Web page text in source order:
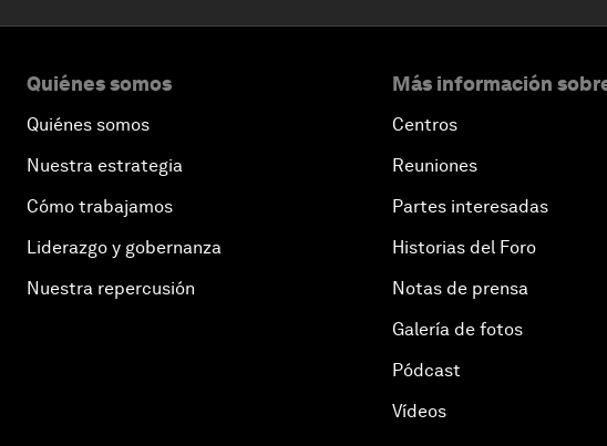
Quiénes somos
Quiénes somos
Nuestra estrategia
Cómo trabajamos
Liderazgo y gobernanza
Nuestra repercusión
Más información
Centros
Reuniones
Partes interesadas
Historias del Foro
Notas de prensa
Galería de fotos
Pódcast
Vídeos